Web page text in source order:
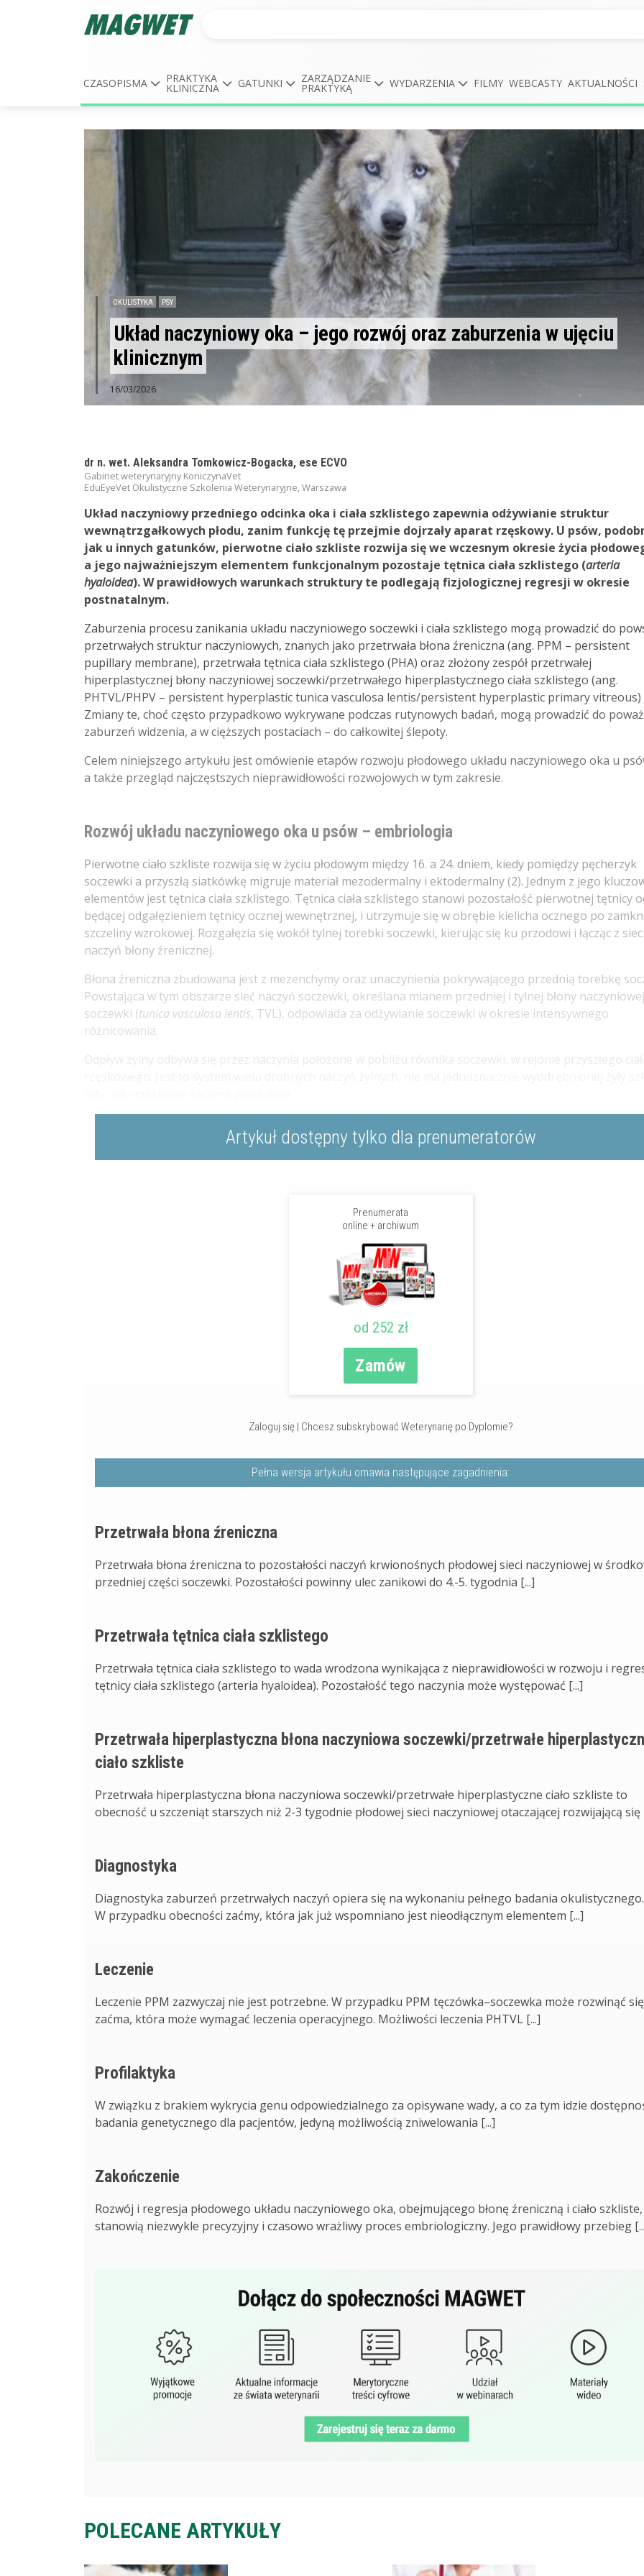
CZASOPISMA PRAKTYKA
KLINICZNA GATUNKI ZARZĄDZANIE
PRAKTYKĄ WYDARZENIA FILMY WEBCASTY AKTUALNOŚCI
OKULISTYKA PSY
Układ naczyniowy oka – jego rozwój oraz zaburzenia w ujęciu
klinicznym
16/03/2026
dr n. wet. Aleksandra Tomkowicz-Bogacka, ese ECVO
Gabinet weterynaryjny KoniczynaVet
EduEyeVet Okulistyczne Szkolenia Weterynaryjne, Warszawa
Układ naczyniowy przedniego odcinka oka i ciała szklistego zapewnia odżywianie struktur
wewnątrzgałkowych płodu, zanim funkcję tę przejmie dojrzały aparat rzęskowy. U psów,
jak u innych gatunków, pierwotne ciało szkliste rozwija się we wczesnym okresie życia
a jego najważniejszym elementem funkcjonalnym pozostaje tętnica ciała szklistego (arteria
hyaloidea). W prawidłowych warunkach struktury te podlegają fizjologicznej regresji w okresie
postnatalnym.
Zaburzenia procesu zanikania układu naczyniowego soczewki i ciała szklistego mogą prowadzić do
przetrwałych struktur naczyniowych, znanych jako przetrwała błona źreniczna (ang. PPM – persistent
pupillary membrane), przetrwała tętnica ciała szklistego (PHA) oraz złożony zespół przetrwałej
hiperplastycznej błony naczyniowej soczewki/przetrwałego hiperplastycznego ciała szklistego (ang.
PHTVL/PHPV – persistent hyperplastic tunica vasculosa lentis/persistent hyperplastic primary vitreous)
Zmiany te, choć często przypadkowo wykrywane podczas rutynowych badań, mogą prowadzić do
zaburzeń widzenia, a w cięższych postaciach – do całkowitej ślepoty.
Celem niniejszego artykułu jest omówienie etapów rozwoju płodowego układu naczyniowego oka u
a także przegląd najczęstszych nieprawidłowości rozwojowych w tym zakresie.
Rozwój układu naczyniowego oka u psów – embriologia
Pierwotne ciało szkliste rozwija się w życiu płodowym między 16. a 24. dniem, kiedy pomiędzy pęcherzyk
soczewki a przyszłą siatkówkę migruje materiał mezodermalny i ektodermalny (2). Jednym z jego
elementów jest tętnica ciała szklistego. Tętnica ciała szklistego stanowi pozostałość pierwotnej tętnicy
będącej odgałęzieniem tętnicy ocznej wewnętrznej, i utrzymuje się w obrębie kielicha ocznego po
szczeliny wzrokowej. Rozgałęzia się wokół tylnej torebki soczewki, kierując się ku przodowi i łącząc z
naczyń błony źrenicznej.
Błona źreniczna zbudowana jest z mezenchymy oraz unaczynienia pokrywającego przednią torebkę
Powstająca w tym obszarze sieć naczyń soczewki, określana mianem przedniej i tylnej błony naczyniowej
soczewki (tunica vasculosa lentis, TVL), odpowiada za odżywianie soczewki w okresie intensywnego
różnicowania.
Odpływ żylny odbywa się przez naczynia położone w pobliżu równika soczewki, w rejonie przyszłego
Artykuł dostępny tylko dla prenumeratorów
Prenumerata
online + archiwum
od 252 zł
Zamów
Zaloguj się| Chcesz subskrybować Weterynarię po Dyplomie?
Pełna wersja artykułu omawia następujące zagadnienia:
Przetrwała błona źreniczna
Przetrwała błona źreniczna to pozostałości naczyń krwionośnych płodowej sieci naczyniowej w
przedniej części soczewki. Pozostałości powinny ulec zanikowi do 4.-5. tygodnia [...]
Przetrwała tętnica ciała szklistego
Przetrwała tętnica ciała szklistego to wada wrodzona wynikająca z nieprawidłowości w rozwoju i
tętnicy ciała szklistego (arteria hyaloidea). Pozostałość tego naczynia może występować [...]
Przetrwała hiperplastyczna błona naczyniowa soczewki/przetrwałe
ciało szkliste
Przetrwała hiperplastyczna błona naczyniowa soczewki/przetrwałe hiperplastyczne ciało szkliste to
obecność u szczeniąt starszych niż 2-3 tygodnie płodowej sieci naczyniowej otaczającej rozwijającą się
Diagnostyka
Diagnostyka zaburzeń przetrwałych naczyń opiera się na wykonaniu pełnego badania okulistycznego.
W przypadku obecności zaćmy, która jak już wspomniano jest nieodłącznym elementem [...]
Leczenie
Leczenie PPM zazwyczaj nie jest potrzebne. W przypadku PPM tęczówka–soczewka może rozwinąć się
zaćma, która może wymagać leczenia operacyjnego. Możliwości leczenia PHTVL [...]
Profilaktyka
W związku z brakiem wykrycia genu odpowiedzialnego za opisywane wady, a co za tym idzie
badania genetycznego dla pacjentów, jedyną możliwością zniwelowania [...]
Zakończenie
Rozwój i regresja płodowego układu naczyniowego oka, obejmującego błonę źreniczną i ciało szkliste,
stanowią niezwykle precyzyjny i czasowo wrażliwy proces embriologiczny. Jego prawidłowy przebieg
POLECANE ARTYKUŁY